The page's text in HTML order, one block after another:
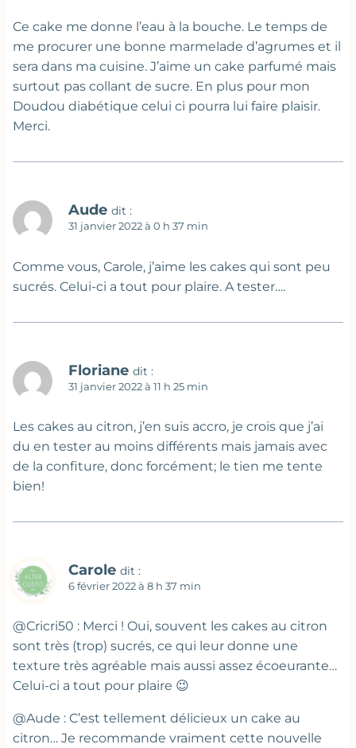
Ce cake me donne l’eau à la bouche. Le temps de
me procurer une bonne marmelade d’agrumes et il
sera dans ma cuisine. J’aime un cake parfumé mais
surtout pas collant de sucre. En plus pour mon
Doudou diabétique celui ci pourra lui faire plaisir.
Merci.
Aude dit :
31 janvier 2022 à 0 h 37 min
Comme vous, Carole, j’aime les cakes qui sont peu
sucrés. Celui-ci a tout pour plaire. A tester….
Floriane dit :
31 janvier 2022 à 11 h 25 min
Les cakes au citron, j’en suis accro, je crois que j’ai
du en tester au moins différents mais jamais avec
de la confiture, donc forcément; le tien me tente
bien!
Carole dit :
6 février 2022 à 8 h 37 min
@Cricri50 : Merci ! Oui, souvent les cakes au citron
sont très (trop) sucrés, ce qui leur donne une
texture très agréable mais aussi assez écoeurante…
Celui-ci a tout pour plaire 😉
@Aude : C’est tellement délicieux un cake au
citron… Je recommande vraiment cette nouvelle